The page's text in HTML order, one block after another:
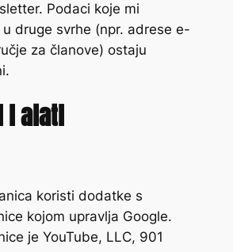
Podaci koje mi
druge svrhe (npr. adrese e-
za članove) ostaju
i alati
koristi dodatke s
kojom upravlja Google.
je YouTube, LLC, 901